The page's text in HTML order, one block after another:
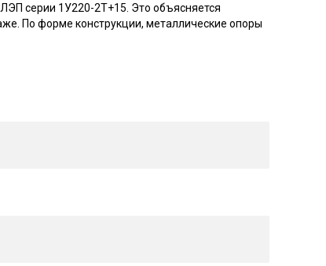
серии 1У220-2T+15. Это объясняется
По форме конструкции, металлические опоры